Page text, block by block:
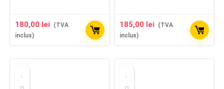
180,00 lei
(TVA
inclus)
185,00 lei
(TVA
inclus)